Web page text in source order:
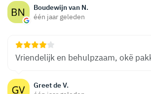
Boudewijn van N.
één jaar geleden
Greet de V.
Vriendelijk en behulpzaam, okë